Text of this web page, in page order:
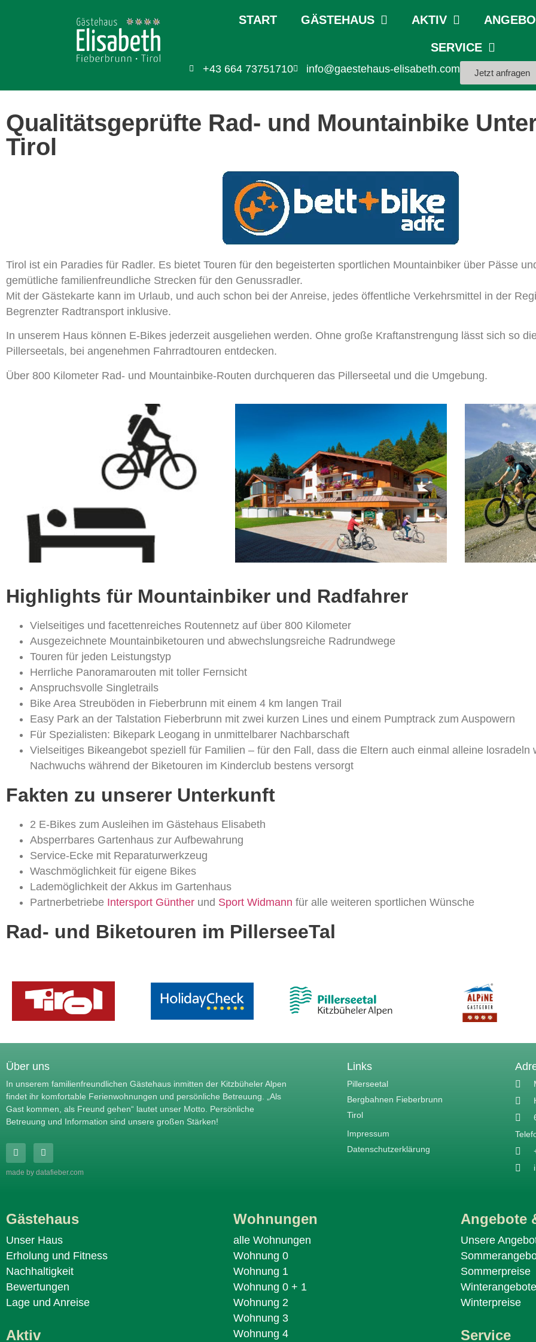
START GÄSTEHAUS AKTIV
SERVICE
+43 664 73751710 info@gaestehaus-elisabeth.com Jetzt anfragen
Qualitätsgeprüfte Rad- und Mountainbike
Tirol
Tirol ist ein Paradies für Radler. Es bietet Touren für den begeisterten sportlichen Mountainbiker über Pässe
gemütliche familienfreundliche Strecken für den Genussradler.
Mit der Gästekarte kann im Urlaub, und auch schon bei der Anreise, jedes öffentliche Verkehrsmittel in der
Begrenzter Radtransport inklusive.
In unserem Haus können E-Bikes jederzeit ausgeliehen werden. Ohne große Kraftanstrengung lässt sich so
Pillerseetals, bei angenehmen Fahrradtouren entdecken.
Über 800 Kilometer Rad- und Mountainbike-Routen durchqueren das Pillerseetal und die Umgebung.
Highlights für Mountainbiker und Radfahrer
Vielseitiges und facettenreiches Routennetz auf über 800 Kilometer
Ausgezeichnete Mountainbiketouren und abwechslungsreiche Radrundwege
Touren für jeden Leistungstyp
Herrliche Panoramarouten mit toller Fernsicht
Anspruchsvolle Singletrails
Bike Area Streuböden in Fieberbrunn mit einem 4 km langen Trail
Easy Park an der Talstation Fieberbrunn mit zwei kurzen Lines und einem Pumptrack zum Auspowern
Für Spezialisten: Bikepark Leogang in unmittelbarer Nachbarschaft
Vielseitiges Bikeangebot speziell für Familien – für den Fall, dass die Eltern auch einmal alleine losradeln
Nachwuchs während der Biketouren im Kinderclub bestens versorgt
Fakten zu unserer Unterkunft
2 E-Bikes zum Ausleihen im Gästehaus Elisabeth
Absperrbares Gartenhaus zur Aufbewahrung
Service-Ecke mit Reparaturwerkzeug
Waschmöglichkeit für eigene Bikes
Lademöglichkeit der Akkus im Gartenhaus
Partnerbetriebe Intersport Günther und Sport Widmann für alle weiteren sportlichen Wünsche
Rad- und Biketouren im PillerseeTal
Über uns
In unserem familienfreundlichen Gästehaus inmitten der Kitzbüheler Alpen
findet ihr komfortable Ferienwohnungen und persönliche Betreuung. „Als
Gast kommen, als Freund gehen“ lautet unser Motto. Persönliche
Betreuung und Information sind unsere großen Stärken!
made by datafieber.com
Links
Pillerseetal
Bergbahnen Fieberbrunn
Tirol
Impressum
Datenschutzerklärung
Gästehaus
Unser Haus
Erholung und Fitness
Nachhaltigkeit
Bewertungen
Lage und Anreise
Aktiv
Wohnungen
alle Wohnungen
Wohnung 0
Wohnung 1
Wohnung 0 + 1
Wohnung 2
Wohnung 3
Wohnung 4
Angebote
Unsere
Sommerpreise
Winterangebote
Winterpreise
Service